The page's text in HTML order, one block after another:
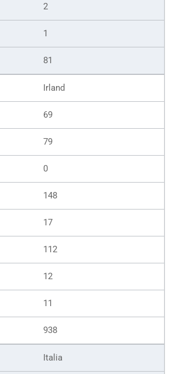
2
1
81
Irland
69
79
0
148
17
112
12
11
938
Italia